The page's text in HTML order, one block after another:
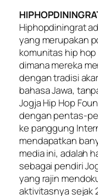
Hiphopdiningrat
yang merupakan
komunitas hip
dimana mereka
dengan tradisi
bahasa Jawa,
Jogja Hip Hop
dengan pentas-
ke panggung
mendapatkan
media ini, adalah
sebagai pendiri
yang rajin
aktivitasnya sejak